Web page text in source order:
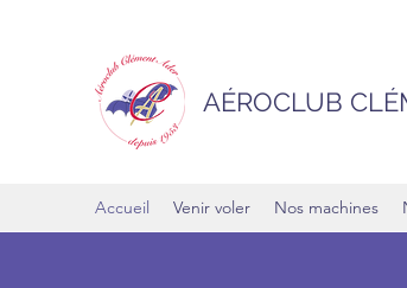
AÉROCLUB
Accueil Venir voler Nos machines